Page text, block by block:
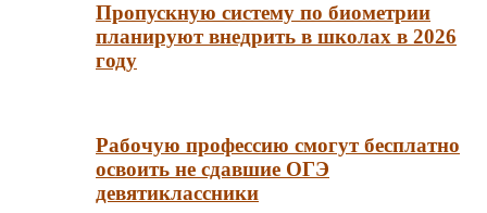
Пропускную систему по биометрии
планируют внедрить в школах в 2026
году
Рабочую профессию смогут бесплатно
освоить не сдавшие ОГЭ
девятиклассники